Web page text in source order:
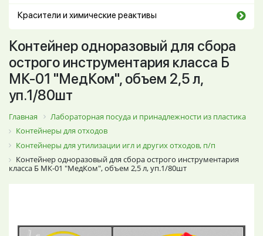
Красители и химические реактивы
Контейнер одноразовый для сбора
острого инструментария класса Б
МК-01 "МедКом", объем 2,5 л,
уп.1/80шт
Главная
Лабораторная посуда и принадлежности из пластика
Контейнеры для отходов
Контейнеры для утилизации игл и других отходов, п/п
Контейнер одноразовый для сбора острого инструментария
класса Б МК-01 "МедКом", объем 2,5 л, уп.1/80шт